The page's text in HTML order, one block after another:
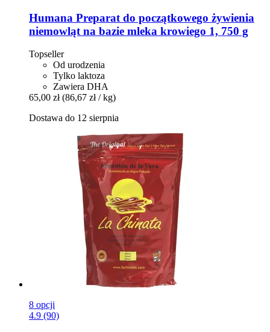
Humana Preparat do początkowego żywienia
niemowląt na bazie mleka krowiego 1, 750 g
Topseller
Od urodzenia
Tylko laktoza
Zawiera DHA
65,00 zł (86,67 zł / kg)
Dostawa do 12 sierpnia
8 opcji
4.9 (90)